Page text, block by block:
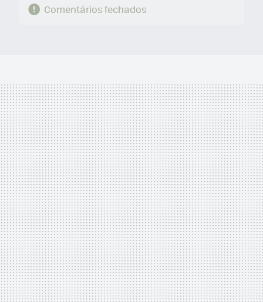
Comentários fechados